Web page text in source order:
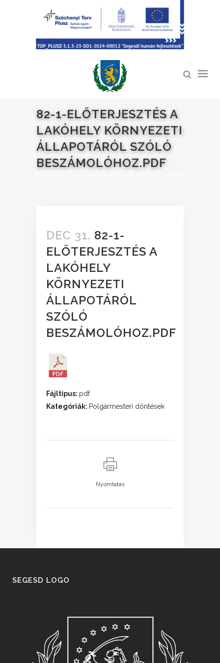
82-1-ELŐTERJESZTÉS A
LAKÓHELY KÖRNYEZETI
ÁLLAPOTÁRÓL SZÓLÓ
BESZÁMOLÓHOZ.PDF
DEC 31. 82-1-
ELŐTERJESZTÉS A
LAKÓHELY
KÖRNYEZETI
ÁLLAPOTÁRÓL
SZÓLÓ
BESZÁMOLÓHOZ.PDF
Fájltípus: pdf
Kategóriák: Polgármesteri döntések
Nyomtatás
SEGESD LOGO